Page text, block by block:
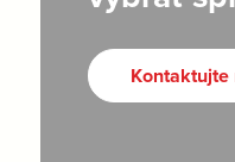
Kontaktujte